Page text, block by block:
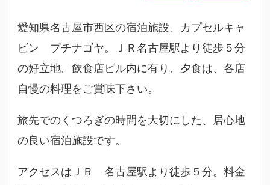
愛知県名古屋市西区の宿泊施設、カプセルキャ
ビン プチナゴヤ。ＪＲ名古屋駅より徒歩５分
の好立地。飲食店ビル内に有り、夕食は、各店
自慢の料理をご賞味下さい。
旅先でのくつろぎの時間を大切にした、居心地
の良い宿泊施設です。
アクセスはＪＲ 名古屋駅より徒歩５分。料金